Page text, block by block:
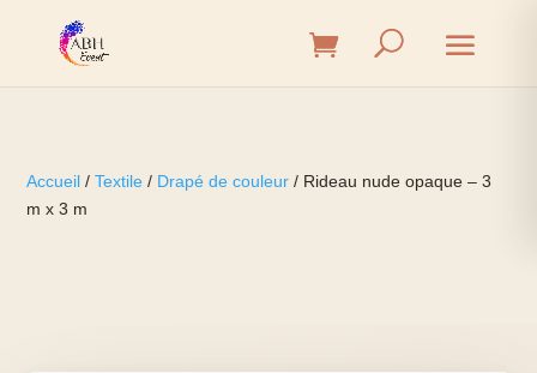
Accueil /Textile / Drapé de couleur / Rideau nude opaque – 3
m x 3 m